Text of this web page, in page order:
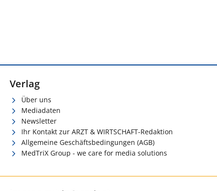
Verlag
Über uns
Mediadaten
Newsletter
Ihr Kontakt zur ARZT & WIRTSCHAFT-Redaktion
Allgemeine Geschäftsbedingungen (AGB)
MedTriX Group - we care for media solutions